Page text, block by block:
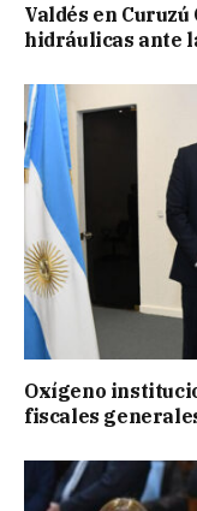
Valdés en
hidráulicas ante
Oxígeno
fiscales